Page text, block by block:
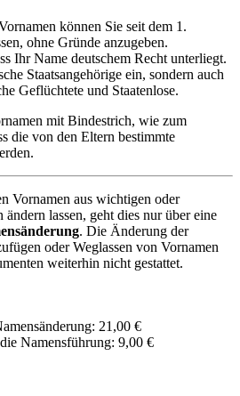
können Sie seit dem 1.
ohne Gründe anzugeben.
Ihr Name deutschem Recht unterliegt.
Staatsangehörige ein, sondern auch
Geflüchtete und Staatenlose.
mit Bindestrich, wie zum
die von den Eltern bestimmte
Vornamen aus wichtigen oder
lassen, geht dies nur über eine
. Die Änderung der
oder Weglassen von Vornamen
weiterhin nicht gestattet.
21,00 €
Namensführung: 9,00 €